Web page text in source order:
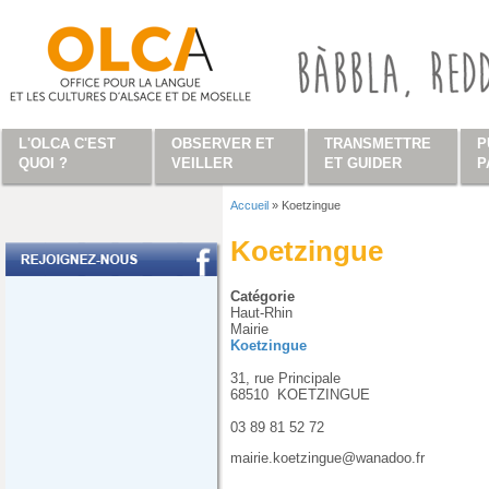
Accueil » Koetzingue
Koetzingue
Catégorie
Haut-Rhin
Mairie
Koetzingue
31, rue Principale
68510
KOETZINGUE
03 89 81 52 72
mairie.koetzingue@wanadoo.fr
L'OLCA C'EST
QUOI ?
OBSERVER ET
VEILLER
TRANSMETTRE
ET GUIDER